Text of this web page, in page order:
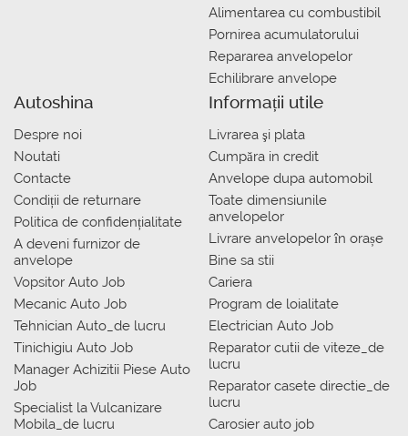
Alimentarea cu combustibil
Pornirea acumulatorului
Repararea anvelopelor
Echilibrare anvelope
Autoshina
Despre noi
Noutati
Contacte
Condiții de returnare
Politica de confidențialitate
A deveni furnizor de
anvelope
Vopsitor Auto Job
Mecanic Auto Job
Tehnician Auto_de lucru
Tinichigiu Auto Job
Manager Achizitii Piese Auto
Job
Specialist la Vulcanizare
Mobila_de lucru
Informații utile
Livrarea şi plata
Сumpăra in credit
Anvelope dupa automobil
Toate dimensiunile
anvelopelor
Livrare anvelopelor în orașe
Bine sa stii
Cariera
Program de loialitate
Electrician Auto Job
Reparator cutii de viteze_de
lucru
Reparator casete directie_de
lucru
Carosier auto job